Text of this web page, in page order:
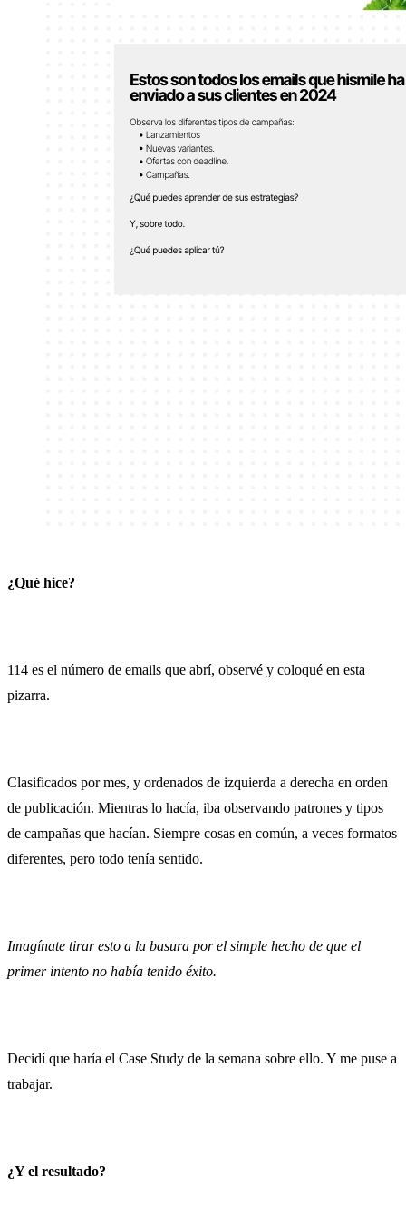
¿Qué hice?
114 es el número de emails que abrí, observé y coloqué en esta
pizarra.
Clasificados por mes, y ordenados de izquierda a derecha en orden
de publicación. Mientras lo hacía, iba observando patrones y tipos
de campañas que hacían. Siempre cosas en común, a veces formatos
diferentes, pero todo tenía sentido.
Imagínate tirar esto a la basura por el simple hecho de que el
primer intento no había tenido éxito.
Decidí que haría el Case Study de la semana sobre ello. Y me puse a
trabajar.
¿Y el resultado?